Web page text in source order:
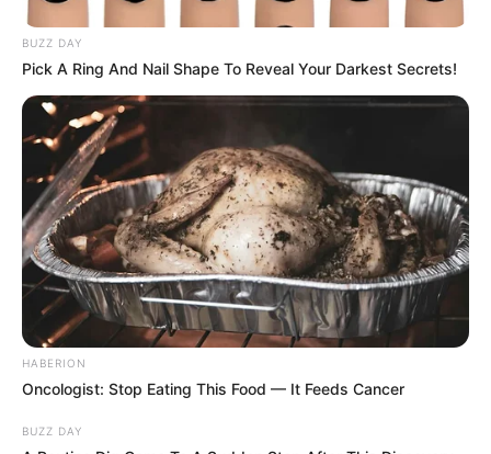
BUZZ DAY
Pick A Ring And Nail Shape To Reveal Your Darkest Secrets!
HABERION
Oncologist: Stop Eating This Food — It Feeds Cancer
BUZZ DAY